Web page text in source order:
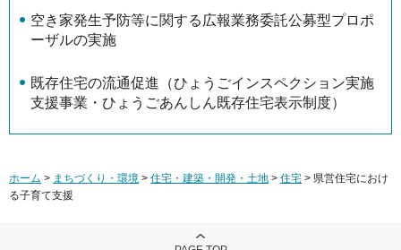
空き家発生予防等に関する広報業務委託公募型プロポ
ーザルの実施
既存住宅の流通促進（ひょうごインスペクション実施
支援事業・ひょうごあんしん既存住宅表示制度）
ホーム > まちづくり・環境 > 住宅・建築・開発・土地 > 住宅 > 県営住宅におけ
る子育て支援